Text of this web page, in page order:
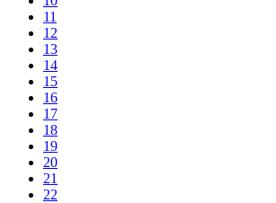
11
12
13
14
15
16
17
18
19
20
21
22